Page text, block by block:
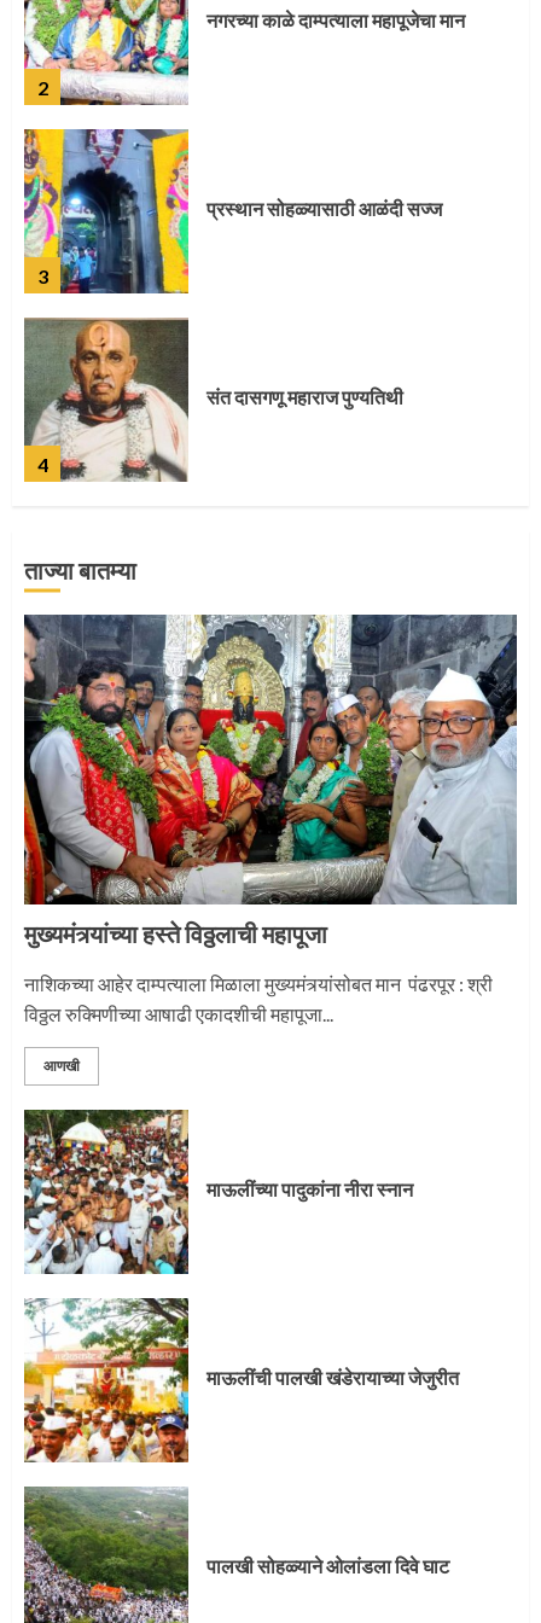
3
प्रस्थान सोहळ्यासाठी आळंदी सज्ज
4
संत दासगणू महाराज पुण्यतिथी
5
जवानाला मिळाला महापूजेचा मान
1
2
नगरच्या काळे दाम्पत्याला महापूजेचा मान
3
ताज्या बातम्या
मुख्यमंत्र्यांच्या हस्ते विठ्ठलाची महापूजा
नाशिकच्या आहेर दाम्पत्याला मिळाला मुख्यमंत्र्यांसोबत मान पंढरपूर : श्री
विठ्ठल रुक्मिणीच्या आषाढी एकादशीची महापूजा...
आणखी
माऊलींच्या पादुकांना नीरा स्नान
माऊलींची पालखी खंडेरायाच्या जेजुरीत
पालखी सोहळ्याने ओलांडला दिवे घाट
3
4
5